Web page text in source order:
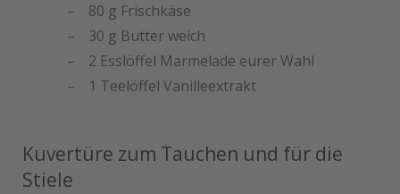
80 g Frischkäse
30 g Butter weich
2 Esslöffel Marmelade eurer Wahl
1 Teelöffel Vanilleextrakt
Kuvertüre zum Tauchen und für die
Stiele